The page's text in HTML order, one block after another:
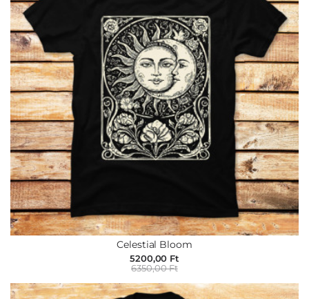
Celestial Bloom
5200,00 Ft
6350,00 Ft